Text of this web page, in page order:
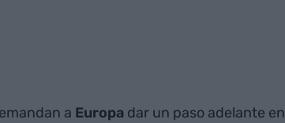
a Europadar un paso adelante en